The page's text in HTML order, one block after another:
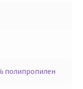
полипропилен